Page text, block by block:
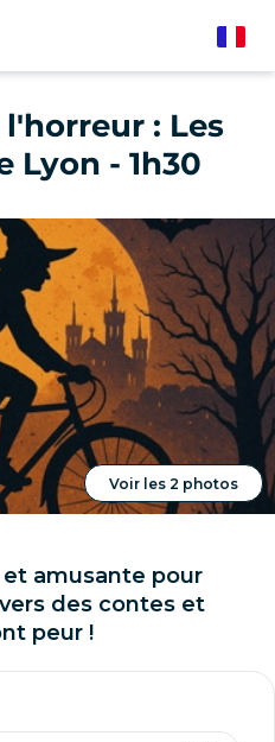
: Les
Lyon - 1h30
Voir les 2 photos
amusante pour
des contes et
peur !